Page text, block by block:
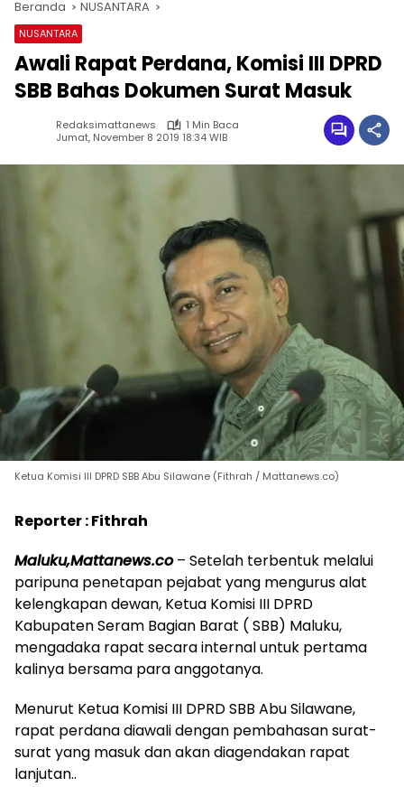
Beranda NUSANTARA
NUSANTARA
Awali Rapat Perdana, Komisi III DPRD
SBB Bahas Dokumen Surat Masuk
Redaksimattanews
1 Min Baca
Jumat, November 8 2019 18:34 WIB
Ketua Komisi III DPRD SBB Abu Silawane (Fithrah / Mattanews.co)
Reporter : Fithrah
Maluku,Mattanews.co– Setelah terbentuk melalui
paripuna penetapan pejabat yang mengurus alat
kelengkapan dewan, Ketua Komisi III DPRD
Kabupaten Seram Bagian Barat ( SBB) Maluku,
mengadaka rapat secara internal untuk pertama
kalinya bersama para anggotanya.
Menurut Ketua Komisi III DPRD SBB Abu Silawane,
rapat perdana diawali dengan pembahasan surat-
surat yang masuk dan akan diagendakan rapat
lanjutan..